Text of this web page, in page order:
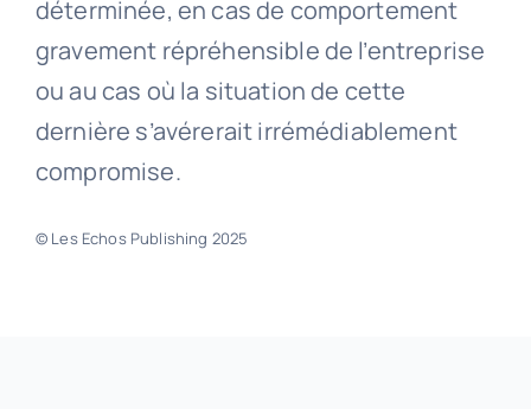
déterminée, en cas de comportement
gravement répréhensible de l’entreprise
ou au cas où la situation de cette
dernière s’avérerait irrémédiablement
compromise.
© Les Echos Publishing 2025